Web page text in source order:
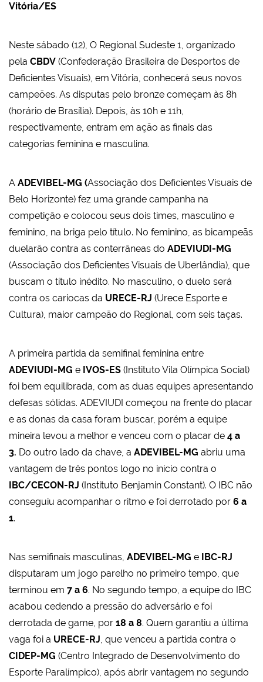
Vitória/ES
Neste sábado (12), O Regional Sudeste 1, organizado
pela CBDV (Confederação Brasileira de Desportos de
Deficientes Visuais), em Vitória, conhecerá seus novos
campeões. As disputas pelo bronze começam às 8h
(horário de Brasília). Depois, às 10h e 11h,
respectivamente, entram em ação as finais das
categorias feminina e masculina.
A ADEVIBEL-MG (Associação dos Deficientes Visuais de
Belo Horizonte) fez uma grande campanha na
competição e colocou seus dois times, masculino e
feminino, na briga pelo título. No feminino, as bicampeãs
duelarão contra as conterrâneas do ADEVIUDI-MG
(Associação dos Deficientes Visuais de Uberlândia), que
buscam o título inédito. No masculino, o duelo será
contra os cariocas da URECE-RJ (Urece Esporte e
Cultura), maior campeão do Regional, com seis taças.
A primeira partida da semifinal feminina entre
ADEVIUDI-MG e IVOS-ES (Instituto Vila Olímpica Social)
foi bem equilibrada, com as duas equipes apresentando
defesas sólidas. ADEVIUDI começou na frente do placar
e as donas da casa foram buscar, porém a equipe
mineira levou a melhor e venceu com o placar de 4 a
3. Do outro lado da chave, a ADEVIBEL-MG abriu uma
vantagem de três pontos logo no início contra o
IBC/CECON-RJ (Instituto Benjamin Constant). O IBC não
conseguiu acompanhar o ritmo e foi derrotado por 6 a
1.
Nas semifinais masculinas, ADEVIBEL-MG e
IBC-RJ
disputaram um jogo parelho no primeiro tempo, que
terminou em 7 a 6. No segundo tempo, a equipe do IBC
acabou cedendo a pressão do adversário e foi
derrotada de game, por 18 a 8. Quem garantiu a última
vaga foi a URECE-RJ, que venceu a partida contra o
CIDEP-MG (Centro Integrado de Desenvolvimento do
Esporte Paralímpico), após abrir vantagem no segundo